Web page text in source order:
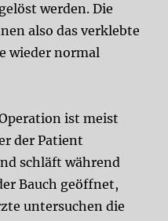
werden. Die
also das verklebte
wieder normal
ist meist
der Patient
schläft während
Bauch geöffnet,
untersuchen die